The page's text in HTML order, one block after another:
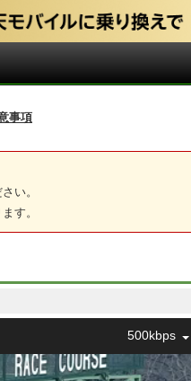
事項
い。
す。
500kbps